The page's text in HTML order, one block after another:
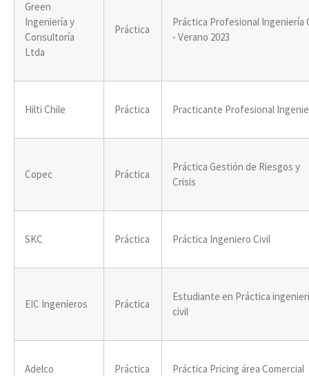
Green
Ingeniería y
Consultoría
Ltda
Práctica
Práctica Profesional Ingeniería
- Verano 2023
Hilti Chile Práctica Practicante Profesional
Copec Práctica
Práctica Gestión de Riesgos y
Crisis
SKC Práctica Práctica Ingeniero Civil
EIC Ingenieros Práctica
Estudiante en Práctica
civil
Adelco Práctica Práctica Pricing área Comercial